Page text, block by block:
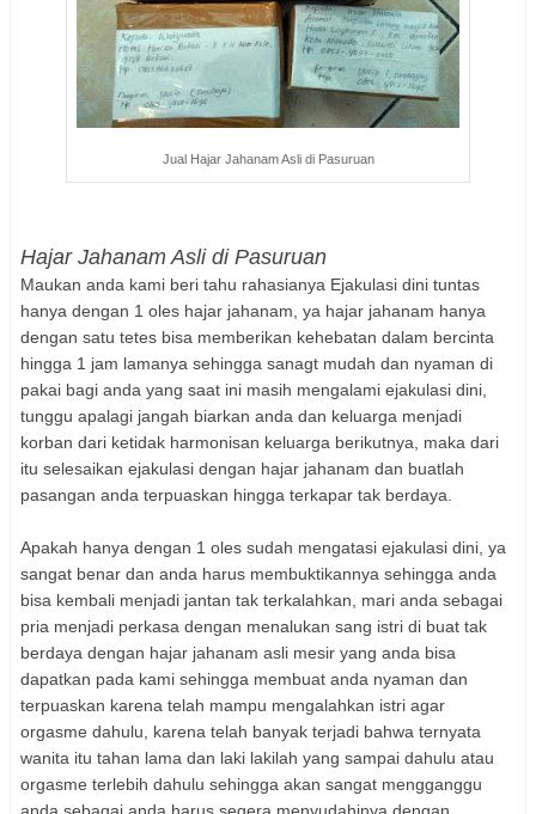
Jual Hajar Jahanam Asli di Pasuruan
Hajar Jahanam Asli di Pasuruan
Maukan anda kami beri tahu rahasianya Ejakulasi dini tuntas
hanya dengan 1 oles hajar jahanam, ya hajar jahanam hanya
dengan satu tetes bisa memberikan kehebatan dalam bercinta
hingga 1 jam lamanya sehingga sanagt mudah dan nyaman di
pakai bagi anda yang saat ini masih mengalami ejakulasi dini,
tunggu apalagi jangah biarkan anda dan keluarga menjadi
korban dari ketidak harmonisan keluarga berikutnya, maka dari
itu selesaikan ejakulasi dengan hajar jahanam dan buatlah
pasangan anda terpuaskan hingga terkapar tak berdaya
Apakah hanya dengan 1 oles sudah mengatasi ejakulasi dini , ya
sangat benar dan anda harus membuktikannya sehingga anda
bisa kembali menjadi jantan tak terkalahkan, mari anda sebagai
pria menjadi perkasa dengan menalukan sang istri di buat tak
berdaya dengan hajar jahanam asli mesir yang anda bisa
dapatkan pada kami sehingga membuat anda nyaman dan
terpuaskan karena telah mampu mengalahkan istri agar
orgasme dahulu, karena telah banyak terjadi bahwa ternyata
wanita itu tahan lama dan laki lakilah yang sampai dahulu atau
orgasme terlebih dahulu sehingga akan sangat mengganggu